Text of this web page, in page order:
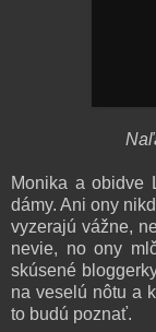
Monika a obidve
dámy. Ani ony
vyzerajú vážne,
nevie, no ony
skúsené
na veselú nôtu a
to budú poznať.